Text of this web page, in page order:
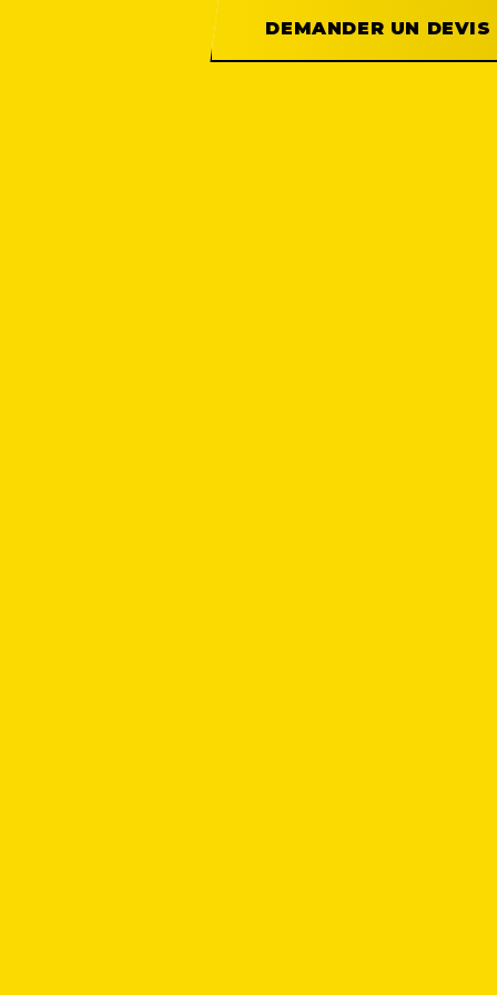
DEMANDER UN DEVIS